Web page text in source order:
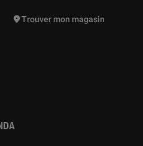
vont vous être proposées
Trouver mon magasin